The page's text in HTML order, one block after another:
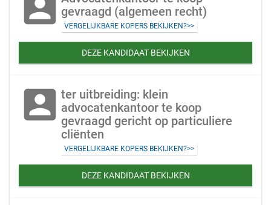
gevraagd (algemeen recht)
VERGELIJKBARE KOPERS BEKIJKEN?>>
DEZE KANDIDAAT BEKIJKEN
account_box ter uitbreiding: klein
advocatenkantoor te koop
gevraagd gericht op particuliere
cliënten
VERGELIJKBARE KOPERS BEKIJKEN?>>
DEZE KANDIDAAT BEKIJKEN